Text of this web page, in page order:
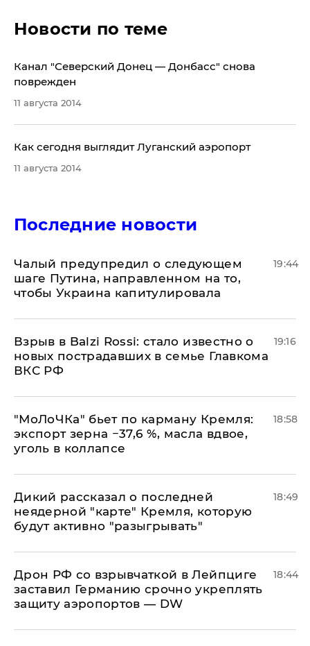
Новости по теме
Канал "Северский Донец — Донбасс" снова
поврежден
11 августа 2014
Как сегодня выглядит Луганский аэропорт
11 августа 2014
Последние новости
Чалый предупредил о следующем
шаге Путина, направленном на то,
чтобы Украина капитулировала
19:44
Взрыв в Balzi Rossi: стало известно о
новых пострадавших в семье Главкома
ВКС РФ
19:16
​"МоЛоЧКа" бьет по карману Кремля:
экспорт зерна −37,6 %, масла вдвое,
уголь в коллапсе
18:58
Дикий рассказал о последней
неядерной "карте" Кремля, которую
будут активно "разыгрывать"
18:49
​Дрон РФ со взрывчаткой в Лейпциге
заставил Германию срочно укреплять
защиту аэропортов — DW
18:44